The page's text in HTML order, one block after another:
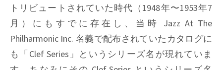
トリビュートされていた時代（1948年〜1953年7
月）にもすでに存在し、当時 Jazz At The
Philharmonic Inc. 名義で配布されていたカタログに
も「Clef Series」というシリーズ名が現れていま